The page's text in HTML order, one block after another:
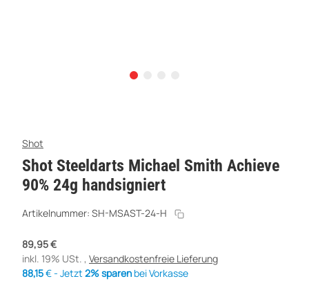
Shot
Shot Steeldarts Michael Smith Achieve
90% 24g handsigniert
Artikelnummer: SH-MSAST-24-H
89,95 €
inkl. 19% USt. , Versandkostenfreie Lieferung
88,15€ - Jetzt 2% sparen bei Vorkasse